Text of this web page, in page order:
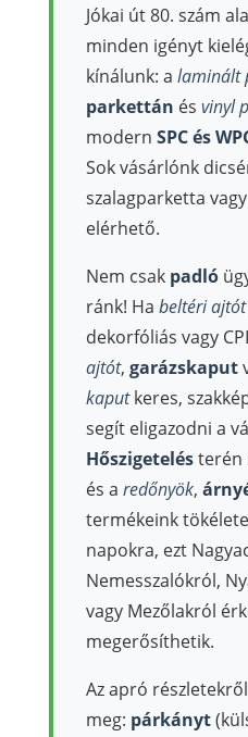
Jókai út 80. szám
minden igényt
kínálunk: a laminált
parkettán és vinyl
modern SPC és
Sok vásárlónk
szalagparketta
elérhető.
Nem csak padló
ránk! Ha beltéri ajtót
dekorfóliás vagy
ajtót, garázskaput
kaputkeres,
segít eligazodni a
Hőszigetelésterén
és a redőnyök,
termékeink
napokra, ezt
Nemesszalókról,
vagy Mezőlakról
megerősíthetik.
Az apró
meg: párkányt